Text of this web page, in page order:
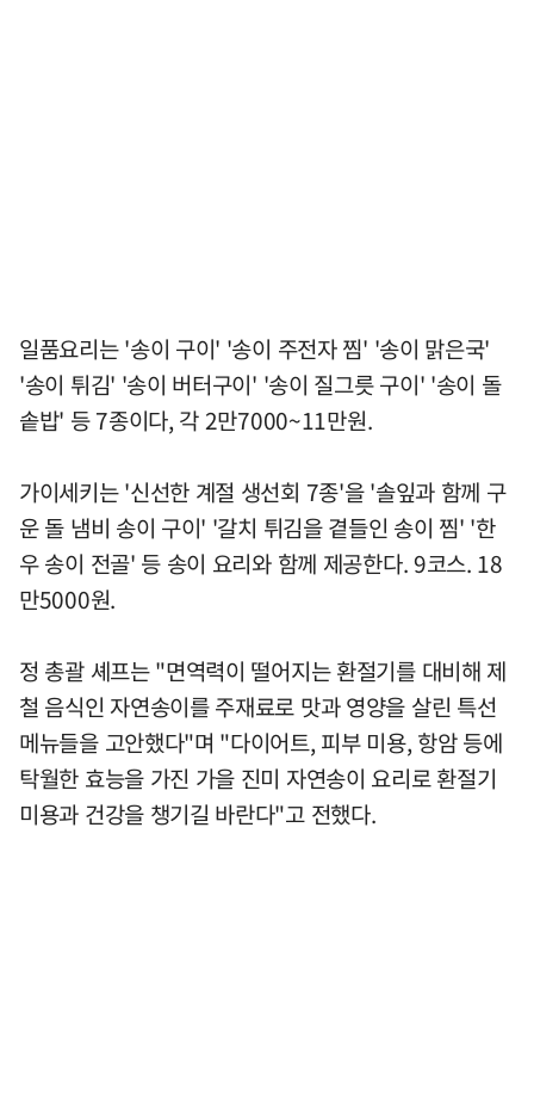
일품요리는 '송이 구이' '송이 주전자 찜' '송이 맑은국'
'송이 튀김' '송이 버터구이' '송이 질그릇 구이' '송이 돌
솥밥' 등 7종이다, 각 2만7000~11만원.
가이세키는 '신선한 계절 생선회 7종'을 '솔잎과 함께 구
운 돌 냄비 송이 구이' '갈치 튀김을 곁들인 송이 찜' '한
우 송이 전골' 등 송이 요리와 함께 제공한다. 9코스. 18
만5000원.
정 총괄 셰프는 "면역력이 떨어지는 환절기를 대비해 제
철 음식인 자연송이를 주재료로 맛과 영양을 살린 특선
메뉴들을 고안했다"며 "다이어트, 피부 미용, 항암 등에
탁월한 효능을 가진 가을 진미 자연송이 요리로 환절기
미용과 건강을 챙기길 바란다"고 전했다.